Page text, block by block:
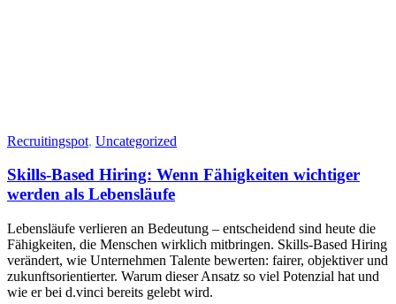
Recruitingspot, Uncategorized
Skills-Based Hiring: Wenn Fähigkeiten wichtiger
werden als Lebensläufe
Lebensläufe verlieren an Bedeutung – entscheidend sind heute die
Fähigkeiten, die Menschen wirklich mitbringen. Skills-Based Hiring
verändert, wie Unternehmen Talente bewerten: fairer, objektiver und
zukunftsorientierter. Warum dieser Ansatz so viel Potenzial hat und
wie er bei d.vinci bereits gelebt wird.